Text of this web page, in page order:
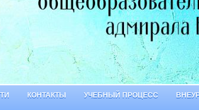
КОНТАКТЫ УЧЕБНЫЙ ПРОЦЕСС